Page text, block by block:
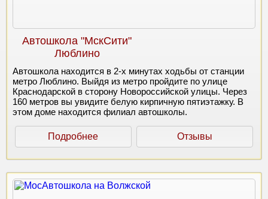
Автошкола "МскСити"
Люблино
Автошкола находится в 2-х минутах ходьбы от станции
метро Люблино. Выйдя из метро пройдите по улице
Краснодарской в сторону Новороссийской улицы. Через
160 метров вы увидите белую кирпичную пятиэтажку. В
этом доме находится филиал автошколы.
Подробнее Отзывы